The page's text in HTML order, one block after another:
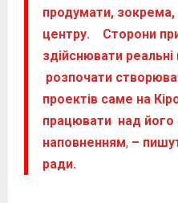
продумати, зокрема,
центру. Сторони
здійснювати
розпочати
проектів саме на
працювати над його
наповненням, –
ради.